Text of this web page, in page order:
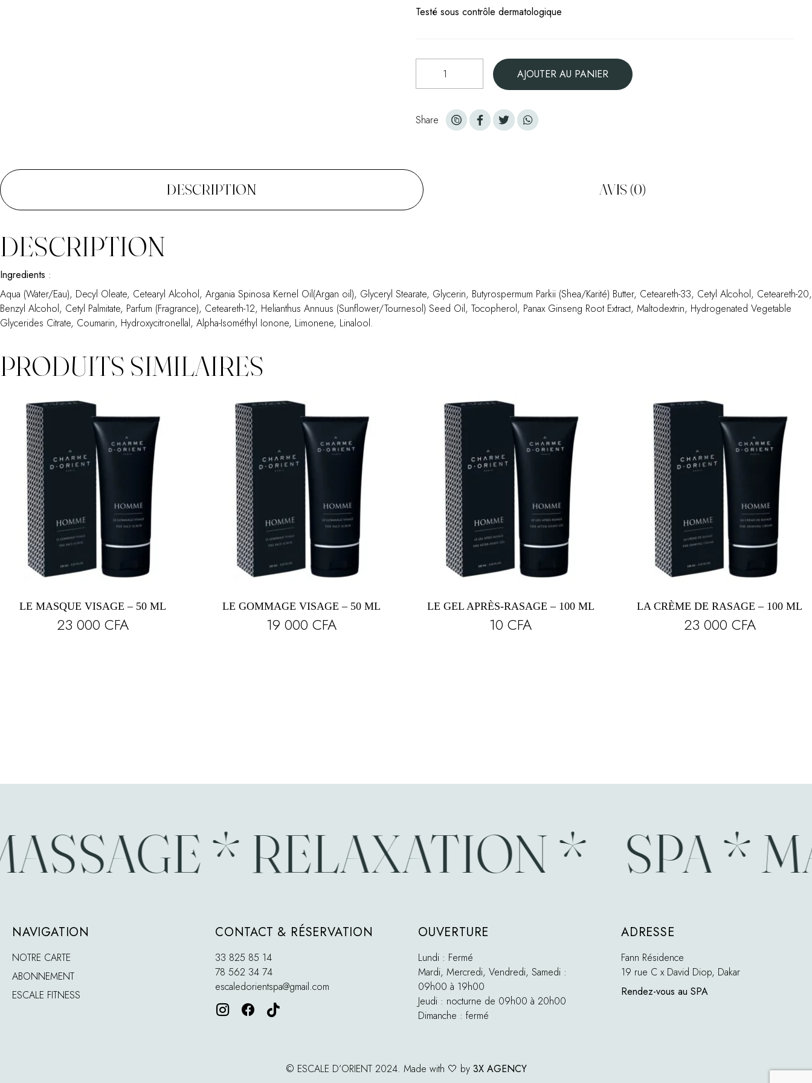
Testé sous contrôle dermatologique
visage
AJOUTER AU PANIER
Share
DESCRIPTION AVIS (0)
DESCRIPTION
Ingredients :
Aqua (Water/Eau), Decyl Oleate, Cetearyl Alcohol, Argania Spinosa Kernel Oil(Argan oil), Glyceryl Stearate, Glycerin, Butyrospermum Parkii (Shea/Karité) Butter, Ceteareth-33, Cetyl Alcohol, Ceteareth-20,
Benzyl Alcohol, Cetyl Palmitate, Parfum (Fragrance), Ceteareth-12, Helianthus Annuus (Sunflower/Tournesol) Seed Oil, Tocopherol, Panax Ginseng Root Extract, Maltodextrin, Hydrogenated Vegetable
Glycerides Citrate, Coumarin, Hydroxycitronellal, Alpha-Isométhyl Ionone, Limonene, Linalool.
PRODUITS SIMILAIRES
LE MASQUE VISAGE – 50 ML
23 000 CFA
LE GOMMAGE VISAGE – 50 ML
19 000 CFA
LE GEL APRÈS-RASAGE – 100 ML
10 CFA
LA CRÈME DE RASAGE – 100 ML
23 000 CFA
* RELAXATION * SPA *
NAVIGATION
NOTRE CARTE
ABONNEMENT
ESCALE FITNESS
CONTACT & RÉSERVATION
33 825 85 14
78 562 34 74
escaledorientspa@gmail.com
OUVERTURE
Lundi : Fermé
Mardi, Mercredi, Vendredi, Samedi :
09h00 à 19h00
Jeudi : nocturne de 09h00 à 20h00
Dimanche : fermé
ADRESSE
Fann Résidence
19 rue C x David Diop, Dakar
Rendez-vous au SPA
© ESCALE D’ORIENT 2024. Made with 🤍 by 3X AGENCY